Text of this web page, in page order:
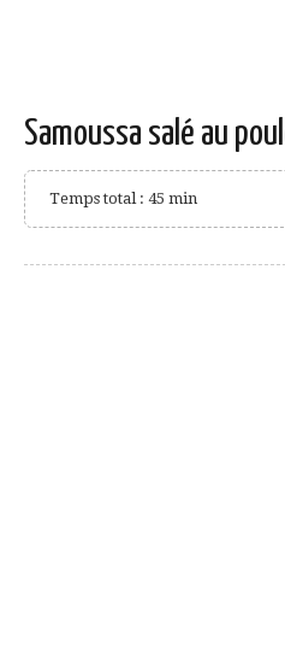
Samoussa salé au
Temps total : 45 min